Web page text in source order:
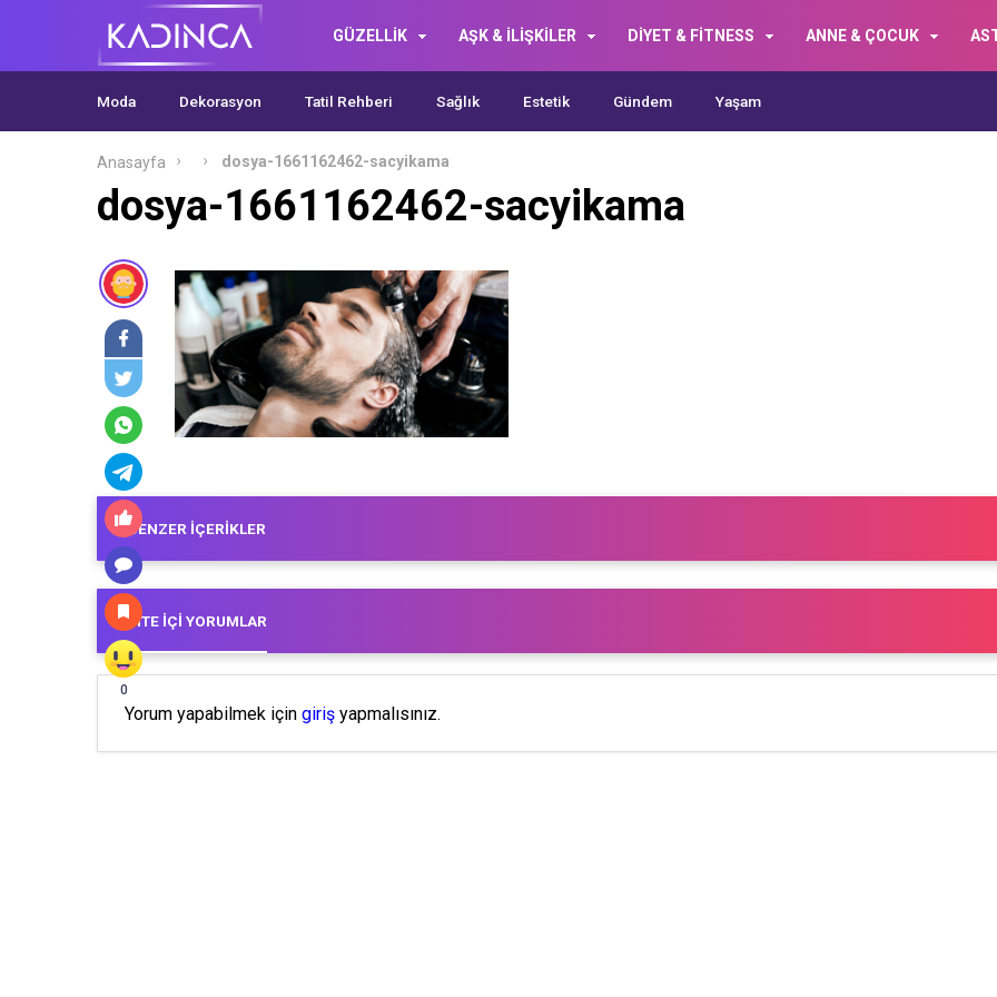
GÜZELLİK AŞK & İLİŞKİLER DİYET & FİTNESS ANNE & ÇOCUK
Moda Dekorasyon Tatil Rehberi Sağlık Estetik Gündem Yaşam
Anasayfa dosya-1661162462-sacyikama
dosya-1661162462-sacyikama
0
BENZER İÇERIKLER
SITE İÇI YORUMLAR
Yorum yapabilmek için giriş yapmalısınız.